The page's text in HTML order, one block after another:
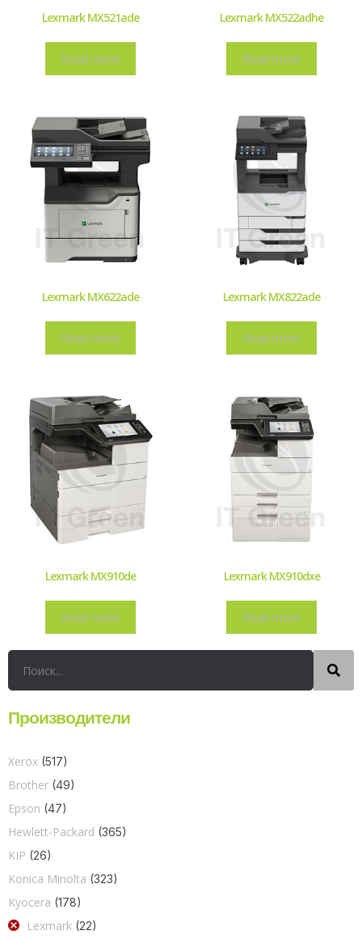
Lexmark MX521ade
Read more
Lexmark MX522adhe
Read more
Lexmark MX622ade
Read more
Lexmark MX822ade
Read more
Lexmark MX910de
Read more
Lexmark MX910dxe
Read more
Производители
Xerox (517)
Brother (49)
Epson (47)
Hewlett-Packard (365)
KIP (26)
Konica Minolta (323)
Kyocera (178)
Lexmark (22)